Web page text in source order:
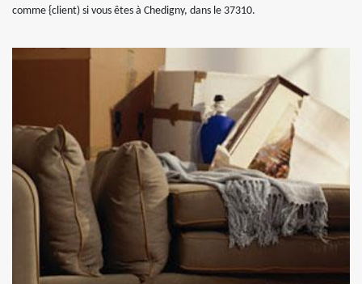
comme {client) si vous êtes à Chedigny, dans le 37310.